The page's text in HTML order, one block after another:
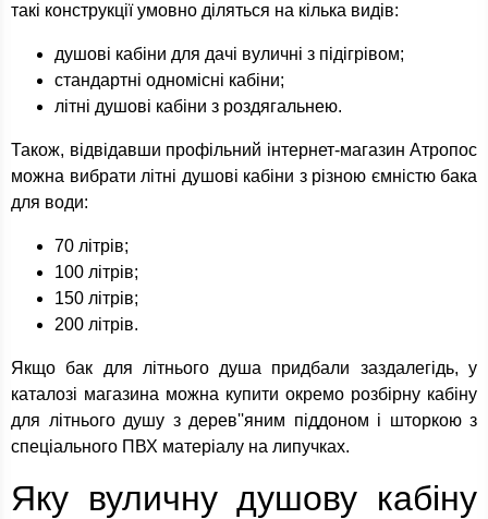
такі конструкції умовно діляться на кілька видів:
душові кабіни для дачі вуличні з підігрівом;
стандартні одномісні кабіни;
літні душові кабіни з роздягальнею.
Також, відвідавши профільний інтернет-магазин Атропос
можна вибрати літні душові кабіни з різною ємністю бака
для води:
70 літрів;
100 літрів;
150 літрів;
200 літрів.
Якщо бак для літнього душа придбали заздалегідь, у
каталозі магазина можна купити окремо розбірну кабіну
для літнього душу з дерев''яним піддоном і шторкою з
спеціального ПВХ матеріалу на липучках.
Яку вуличну душову кабіну